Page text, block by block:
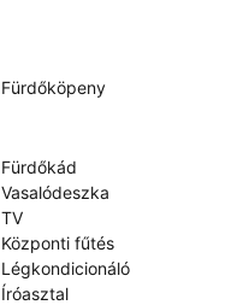
Fürdőköpeny
Fürdőkád
Vasalódeszka
TV
Központi fűtés
Légkondicionáló
Íróasztal